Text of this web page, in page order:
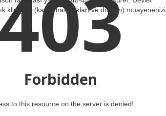
kliniğine (kadın hastalıkları ve doğum) muayenenizi
Forbidden
to this resource on the server is denied!